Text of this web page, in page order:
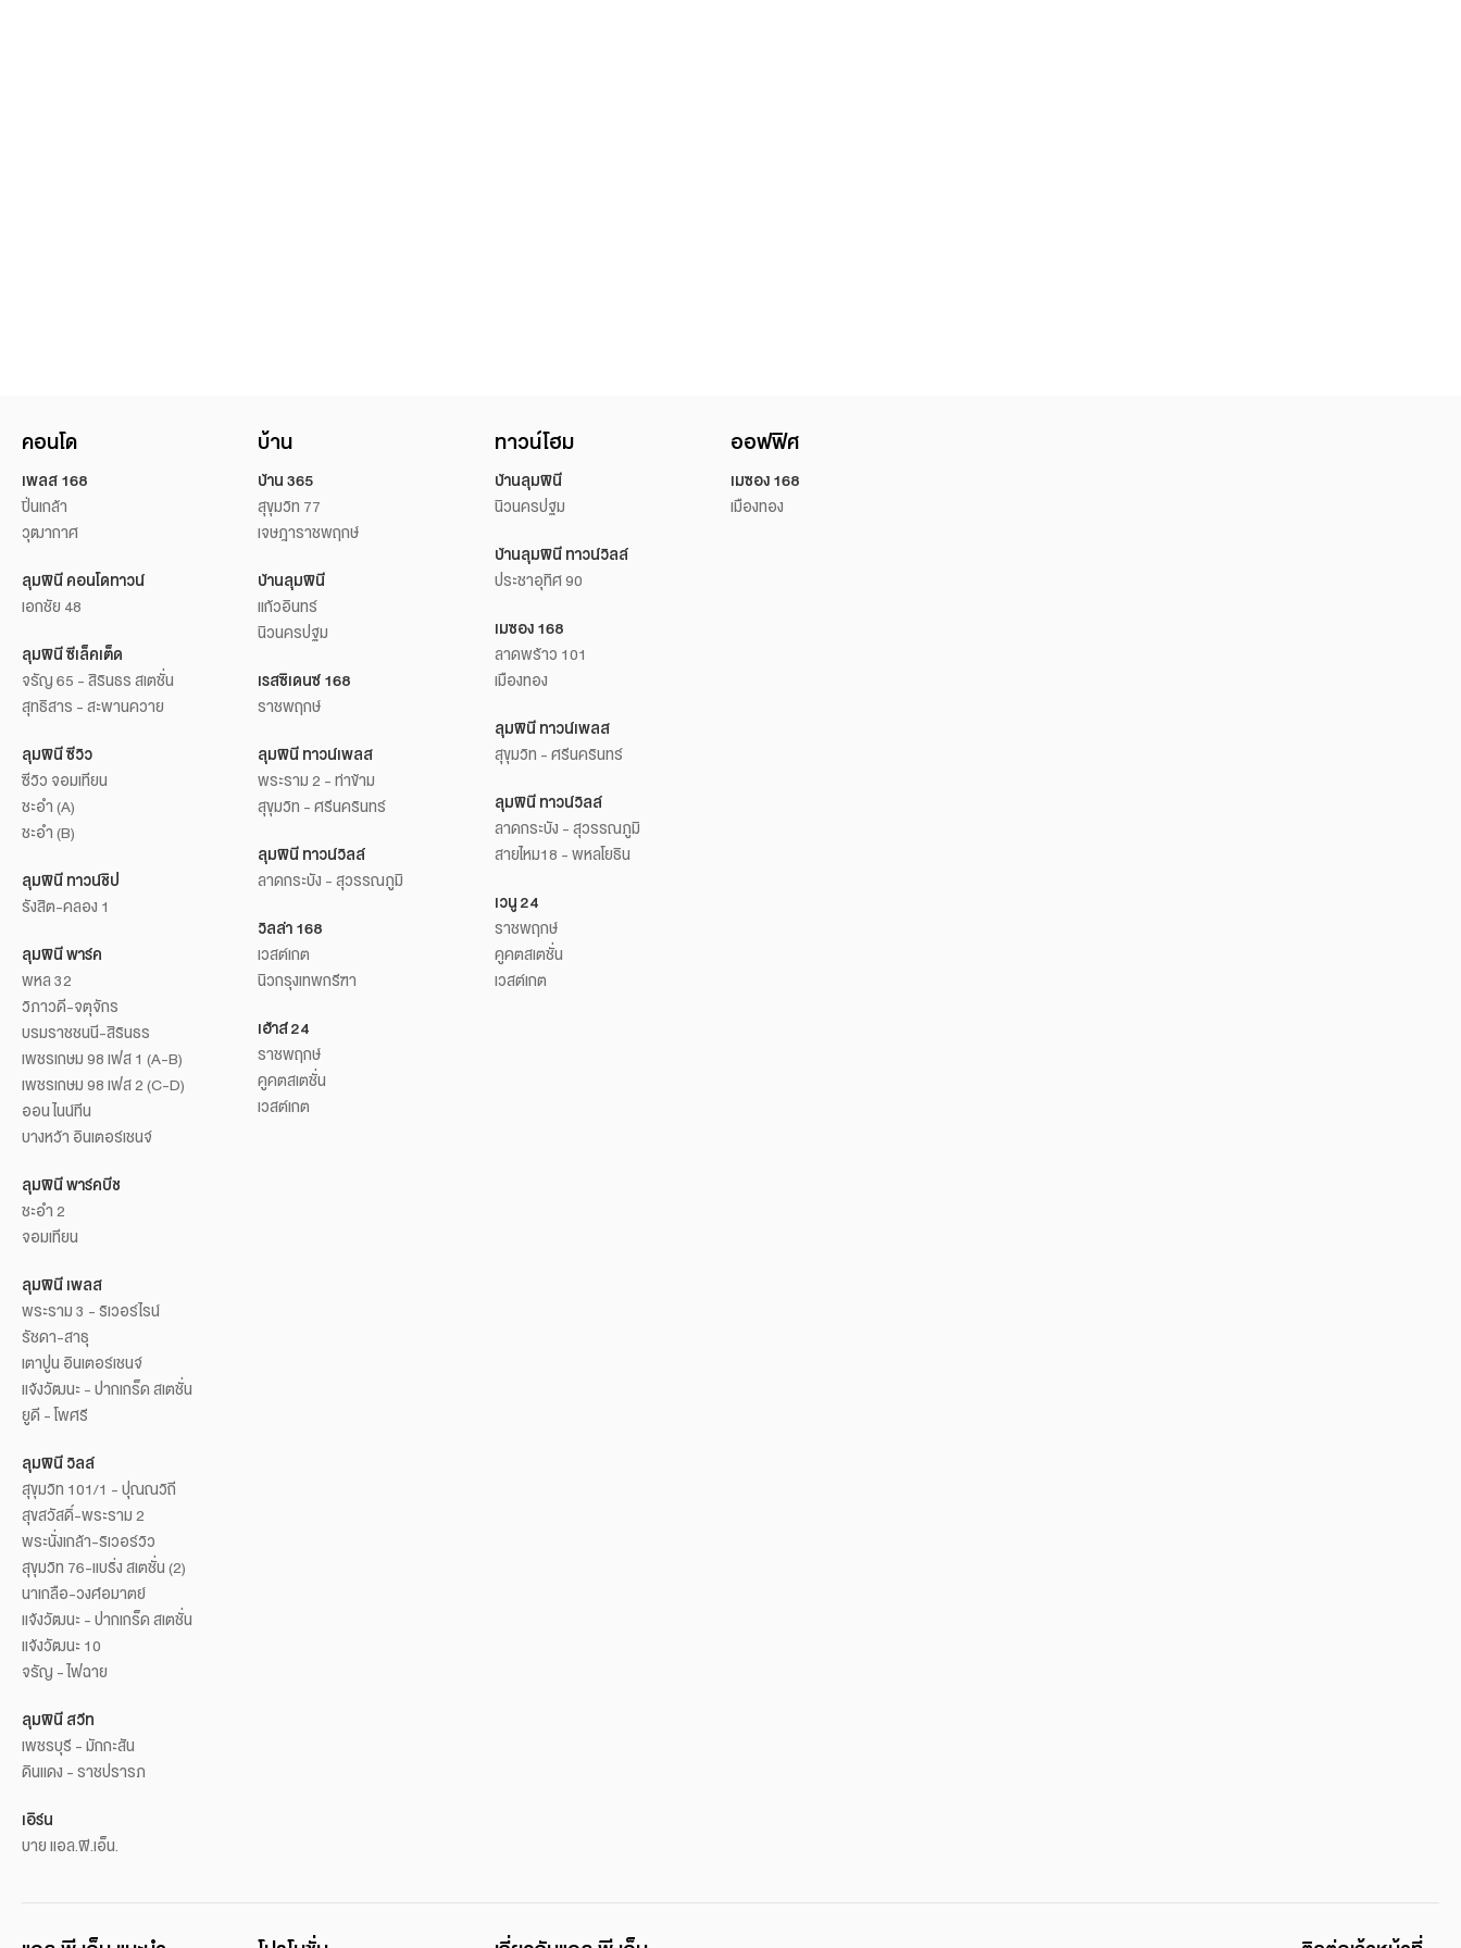
คอนโด
เพลส 168
ปิ่นเกล้า
วุฒากาศ
ลุมพินี คอนโดทาวน์
เอกชัย 48
ลุมพินี ซีเล็คเต็ด
จรัญ 65 - สิรินธร สเตชั่น
สุทธิสาร - สะพานควาย
ลุมพินี ซีวิว
ซีวิว จอมเทียน
ชะอำ (A)
ชะอำ (B)
ลุมพินี ทาวน์ชิป
รังสิต-คลอง 1
ลุมพินี พาร์ค
พหล 32
วิภาวดี-จตุจักร
บรมราชชนนี-สิรินธร
เพชรเกษม 98 เฟส 1 (A-B)
เพชรเกษม 98 เฟส 2 (C-D)
ออน ไนน์ทีน
บางหว้า อินเตอร์เชนจ์
ลุมพินี พาร์คบีช
ชะอำ 2
จอมเทียน
ลุมพินี เพลส
พระราม 3 - ริเวอร์ไรน์
รัชดา-สาธุ
เตาปูน อินเตอร์เชนจ์
แจ้งวัฒนะ - ปากเกร็ด สเตชั่น
ยูดี - โพศรี
ลุมพินี วิลล์
สุขุมวิท 101/1 - ปุณณวิถี
สุขสวัสดิ์-พระราม 2
พระนั่งเกล้า-ริเวอร์วิว
สุขุมวิท 76-แบริ่ง สเตชั่น (2)
นาเกลือ-วงศ์อมาตย์
แจ้งวัฒนะ - ปากเกร็ด สเตชั่น
แจ้งวัฒนะ 10
จรัญ - ไฟฉาย
ลุมพินี สวีท
เพชรบุรี - มักกะสัน
ดินแดง - ราชปรารภ
เอิร์น
บาย แอล.พี.เอ็น.
บ้าน
บ้าน 365
สุขุมวิท 77
เจษฎาราชพฤกษ์
บ้านลุมพินี
แก้วอินทร์
นิวนครปฐม
เรสซิเดนซ์ 168
ราชพฤกษ์
ลุมพินี ทาวน์เพลส
พระราม 2 - ท่าข้าม
สุขุมวิท - ศรีนครินทร์
ลุมพินี ทาวน์วิลล์
ลาดกระบัง - สุวรรณภูมิ
วิลล่า 168
เวสต์เกต
นิวกรุงเทพกรีฑา
เฮ้าส์ 24
ราชพฤกษ์
คูคตสเตชั่น
เวสต์เกต
ทาวน์โฮม
บ้านลุมพินี
นิวนครปฐม
บ้านลุมพินี ทาวน์วิลล์
ประชาอุทิศ 90
เมซอง 168
ลาดพร้าว 101
เมืองทอง
ลุมพินี ทาวน์เพลส
สุขุมวิท - ศรีนครินทร์
ลุมพินี ทาวน์วิลล์
ลาดกระบัง - สุวรรณภูมิ
สายไหม18 - พหลโยธิน
เวนู 24
ราชพฤกษ์
คูคตสเตชั่น
เวสต์เกต
ออฟฟิศ
เมซอง 168
เมืองทอง